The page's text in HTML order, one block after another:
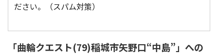
ださい。（スパム対策）
「曲輪クエスト(79)稲城市矢野口“中島”」への